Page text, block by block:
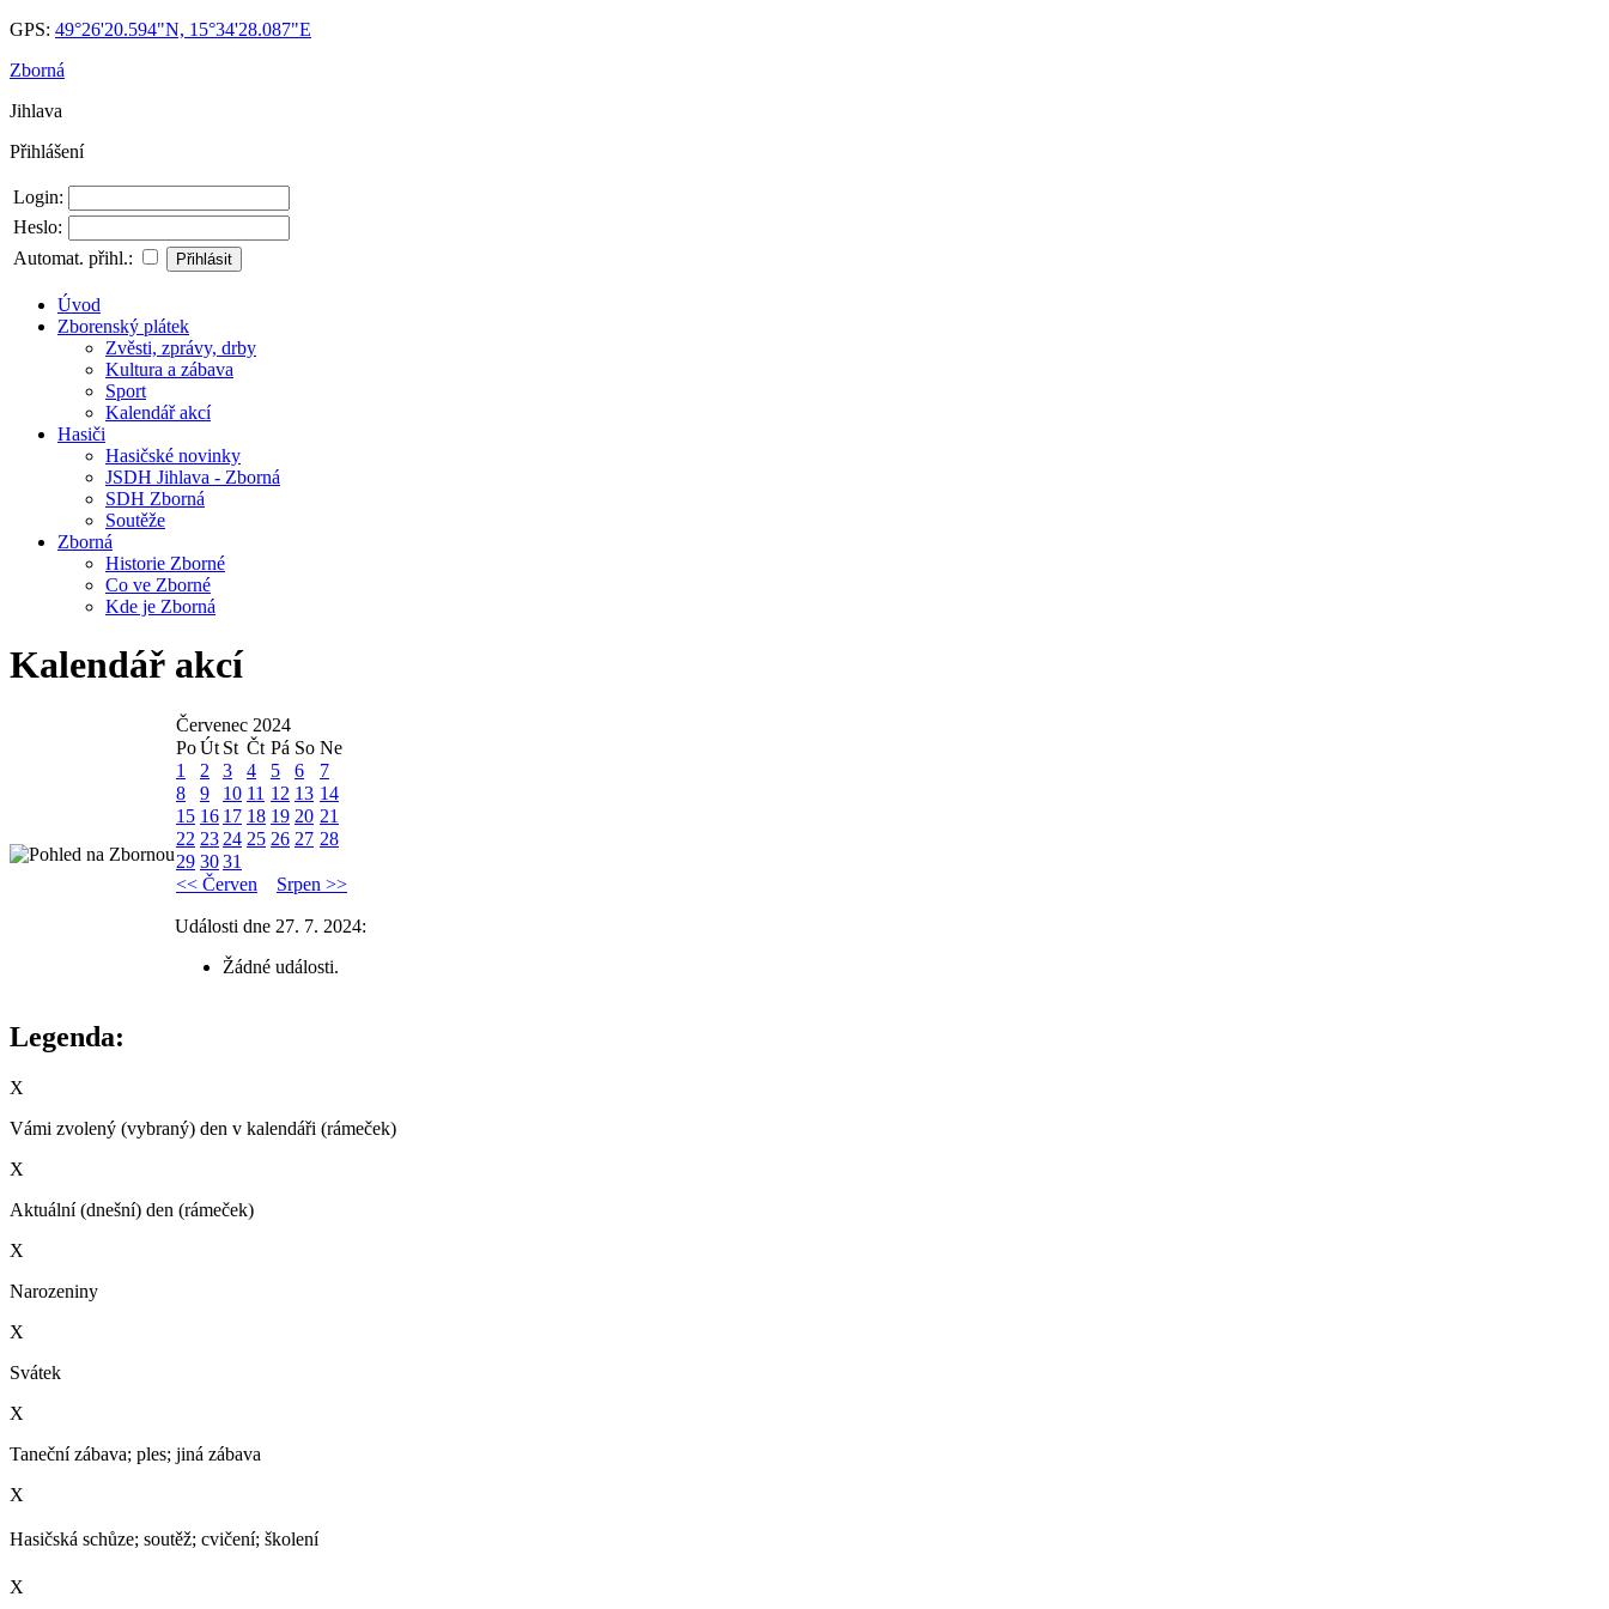
GPS: 49°26'20.594"N, 15°34'28.087"E
Zborná
Jihlava
Přihlášení
Login:
Heslo:
Automat. přihl.:
Úvod
Zborenský plátek
Zvěsti, zprávy, drby
Kultura a zábava
Sport
Kalendář akcí
Hasiči
Hasičské novinky
JSDH Jihlava - Zborná
SDH Zborná
Soutěže
Zborná
Historie Zborné
Co ve Zborné
Kde je Zborná
Kalendář akcí
Červenec 2024
PoÚt St Čt Pá So Ne
1
2 3 4 5 6
7
8
9 10 11 12 13 14
15 16 17 18 19 20 21
22 23 24 25 26 27 28
29 3031
<< Červen
Srpen >>
Události dne 27. 7. 2024:
Žádné události.
Legenda:
X
Vámi zvolený (vybraný) den v kalendáři (rámeček)
X
Aktuální (dnešní) den (rámeček)
X
Narozeniny
X
Svátek
X
Taneční zábava; ples; jiná zábava
X
Hasičská schůze; soutěž; cvičení; školení­
X